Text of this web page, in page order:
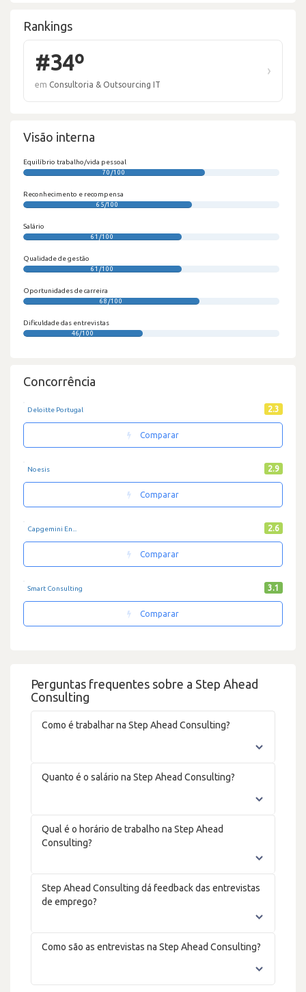
Perguntas frequentes sobre a Step Ahead
Consulting
Como é trabalhar na Step Ahead Consulting?
Quanto é o salário na Step Ahead Consulting?
Qual é o horário de trabalho na Step Ahead
Consulting?
Step Ahead Consulting dá feedback das entrevistas
de emprego?
Como são as entrevistas na Step Ahead Consulting?
Rankings
#34º
em Consultoria & Outsourcing IT
›
Visão interna
Equilíbrio trabalho/vida pessoal
70/100
Reconhecimento e recompensa
65/100
Salário
61/100
Qualidade de gestão
61/100
Oportunidades de carreira
68/100
Dificuldade das entrevistas
46/100
Concorrência
Deloitte Portugal 2.3
Comparar
Noesis 2.9
Comparar
Capgemini En... 2.6
Comparar
Smart Consulting 3.1
Comparar